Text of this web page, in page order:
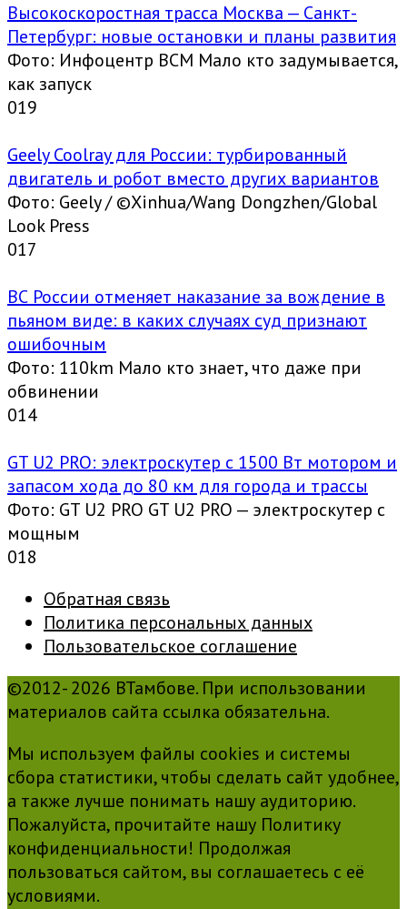
Высокоскоростная трасса Москва — Санкт-
Петербург: новые остановки и планы развития
Фото: Инфоцентр ВСМ Мало кто задумывается,
как запуск
019
Geely Coolray для России: турбированный
двигатель и робот вместо других вариантов
Фото: Geely / ©Xinhua/Wang Dongzhen/Global
Look Press
017
ВС России отменяет наказание за вождение в
пьяном виде: в каких случаях суд признают
ошибочным
Фото: 110km Мало кто знает, что даже при
обвинении
014
GT U2 PRO: электроскутер с 1500 Вт мотором и
запасом хода до 80 км для города и трассы
Фото: GT U2 PRO GT U2 PRO — электроскутер с
мощным
018
Обратная связь
Политика персональных данных
Пользовательское соглашение
©2012- 2026 ВТамбове. При использовании
материалов сайта ссылка обязательна.
Мы используем файлы cookies и системы
сбора статистики, чтобы сделать сайт удобнее,
а также лучше понимать нашу аудиторию.
Пожалуйста, прочитайте нашу Политику
конфиденциальности! Продолжая
пользоваться сайтом, вы соглашаетесь с её
условиями.